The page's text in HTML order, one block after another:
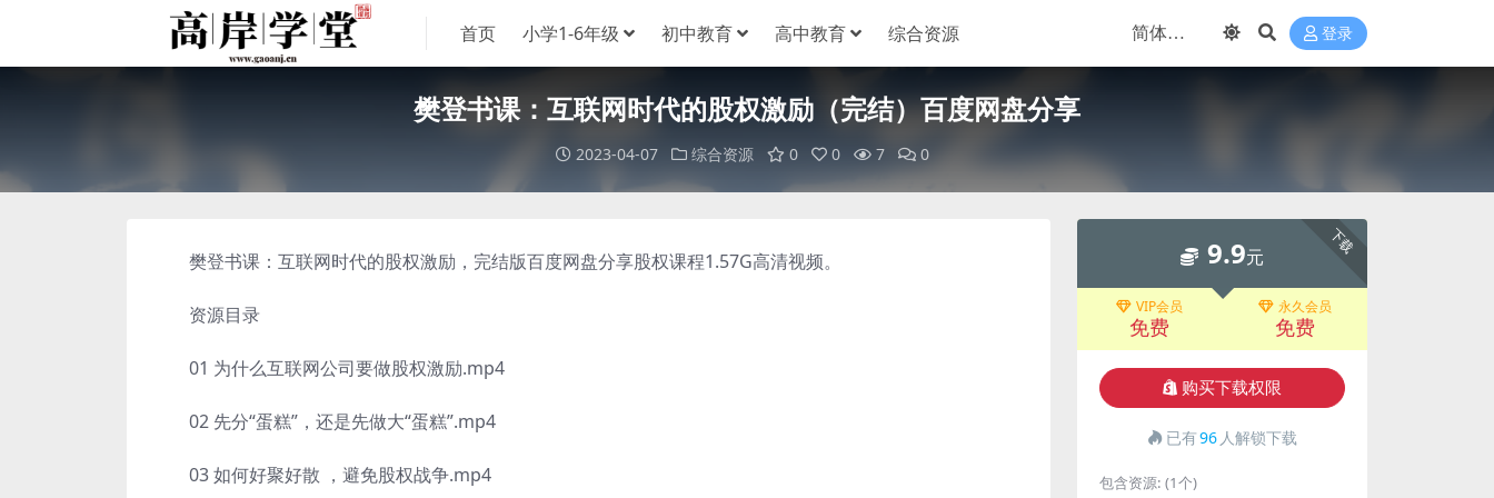
首页 小学1-6年级 初中教育 高中教育 综合资源 登录
樊登书课：互联网时代的股权激励（完结）百度网盘分享
2023-04-07 综合资源 0 0 7 0
樊登书课：互联网时代的股权激励，完结版百度网盘分享股权课程1.57G高清视频。
资源目录
01 为什么互联网公司要做股权激励.mp4
02 先分“蛋糕”，还是先做大“蛋糕”.mp4
03 如何好聚好散 ，避免股权战争.mp4
下载
9.9元
VIP会员
免费
永久会员
免费
购买下载权限
已有96 人解锁下载
包含资源: (1个)